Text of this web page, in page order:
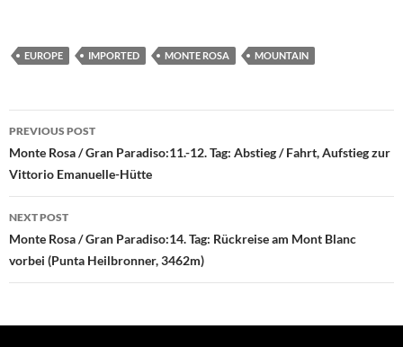
EUROPE IMPORTED MONTE ROSA MOUNTAIN
Post
navigation
PREVIOUS POST
Monte Rosa / Gran Paradiso:11.-12. Tag: Abstieg / Fahrt, Aufstieg zur
Vittorio Emanuelle-Hütte
NEXT POST
Monte Rosa / Gran Paradiso:14. Tag: Rückreise am Mont Blanc
vorbei (Punta Heilbronner, 3462m)